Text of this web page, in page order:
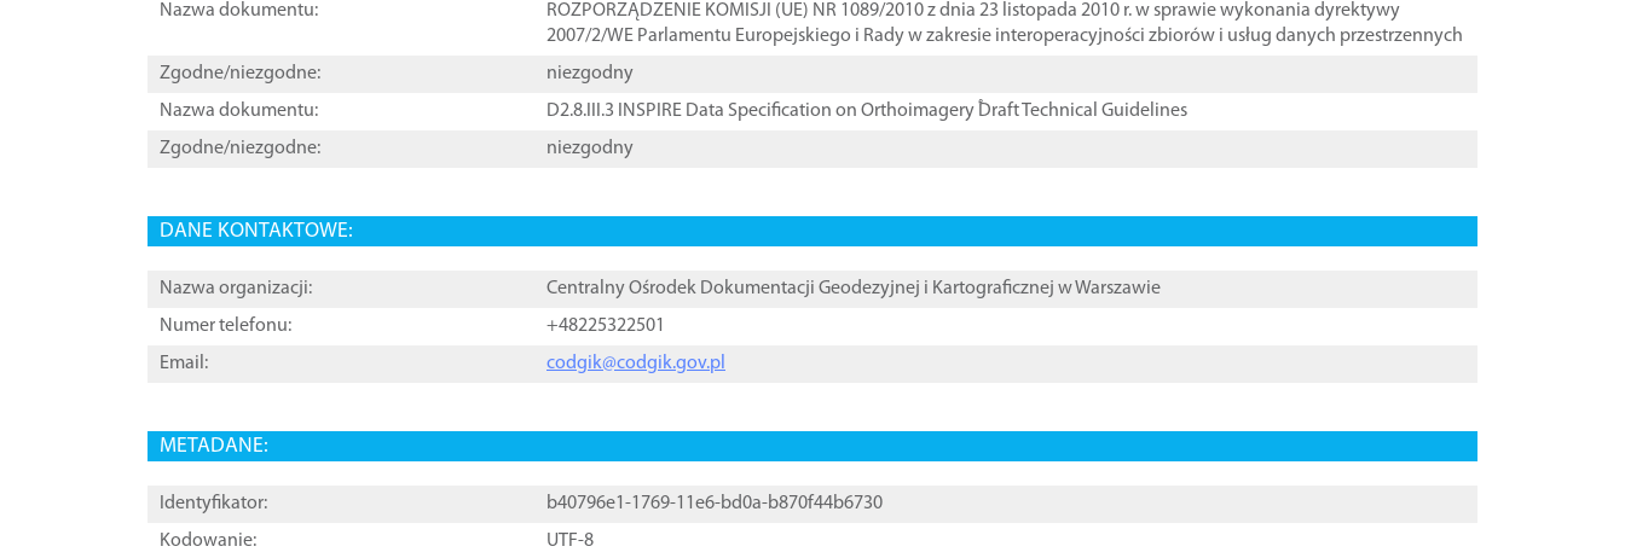
Nazwa dokumentu:
ROZPORZĄDZENIE KOMISJI (UE) NR 1089/2010 z dnia 23 listopada 2010 r. w sprawie wykonania dyrektywy
2007/2/WE Parlamentu Europejskiego i Rady w zakresie interoperacyjności zbiorów i usług danych przestrzennych
Zgodne/niezgodne:
niezgodny
Nazwa dokumentu:
D2.8.III.3 INSPIRE Data Specification on Orthoimagery ֠Draft Technical Guidelines
Zgodne/niezgodne:
niezgodny
DANE KONTAKTOWE:
Nazwa organizacji:
Centralny Ośrodek Dokumentacji Geodezyjnej i Kartograficznej w Warszawie
Numer telefonu:
+48225322501
Email:
codgik@codgik.gov.pl
METADANE:
Identyfikator:
b40796e1-1769-11e6-bd0a-b870f44b6730
Kodowanie:
UTF-8